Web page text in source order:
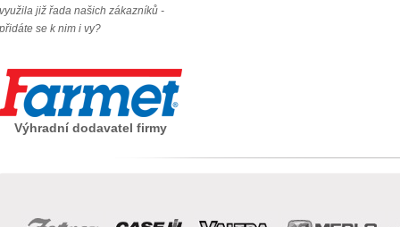
využila již řada našich zákazníků -
přidáte se k nim i vy?
Výhradní dodavatel firmy